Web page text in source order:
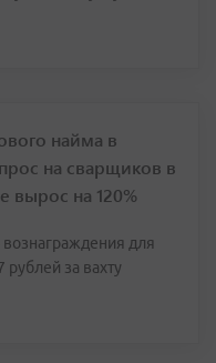
найма в
на сварщиков в
вырос на 120%
для
рублей за вахту